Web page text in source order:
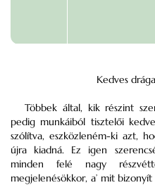
Kedves
Többek által, kik részint
pedig munkáiból tisztelői
szólítva, eszközleném-ki azt,
újra kiadná. Ez igen
minden felé nagy
megjelenésökkor, a’ mit